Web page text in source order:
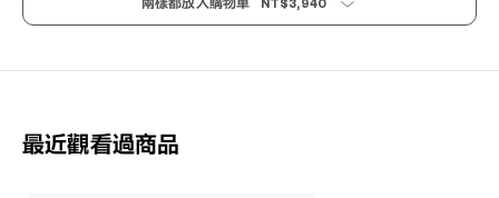
兩樣都放入購物車 NT$3,940
最近觀看過商品